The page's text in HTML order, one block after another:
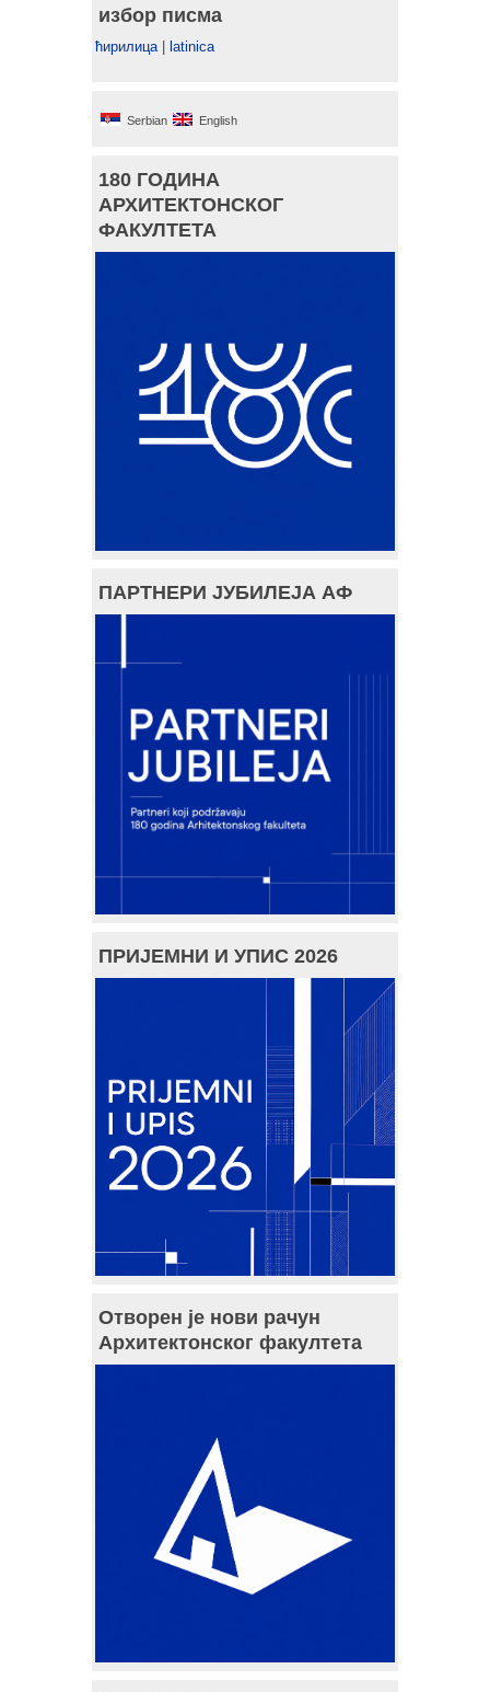
избор писма
ћирилица| latinica
Serbian English
180 ГОДИНА
АРХИТЕКТОНСКОГ
ФАКУЛТЕТА
ПАРТНЕРИ ЈУБИЛЕЈА АФ
ПРИЈЕМНИ И УПИС 2026
Отворен је нови рачун
Архитектонског факултета